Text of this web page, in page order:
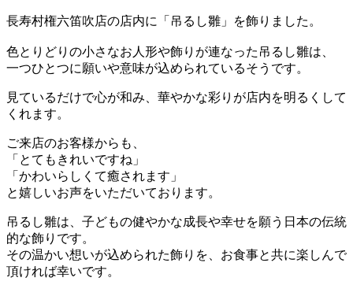
長寿村権六笛吹店の店内に「吊るし雛」を飾りました。
色とりどりの小さなお人形や飾りが連なった吊るし雛は、
一つひとつに願いや意味が込められているそうです。
見ているだけで心が和み、華やかな彩りが店内を明るくして
くれます。
ご来店のお客様からも、
「とてもきれいですね」
「かわいらしくて癒されます」
と嬉しいお声をいただいております。
吊るし雛は、子どもの健やかな成長や幸せを願う日本の伝統
的な飾りです。
その温かい想いが込められた飾りを、お食事と共に楽しんで
頂ければ幸いです。